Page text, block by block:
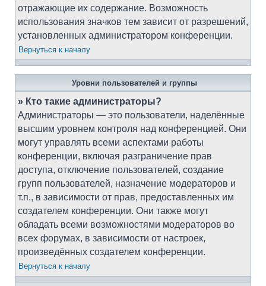
отражающие их содержание. Возможность
использования значков тем зависит от разрешений,
установленных администратором конференции.
Вернуться к началу
Уровни пользователей и группы
» Кто такие администраторы?
Администраторы — это пользователи, наделённые
высшим уровнем контроля над конференцией. Они
могут управлять всеми аспектами работы
конференции, включая разграничение прав
доступа, отключение пользователей, создание
групп пользователей, назначение модераторов и
т.п., в зависимости от прав, предоставленных им
создателем конференции. Они также могут
обладать всеми возможностями модераторов во
всех форумах, в зависимости от настроек,
произведённых создателем конференции.
Вернуться к началу